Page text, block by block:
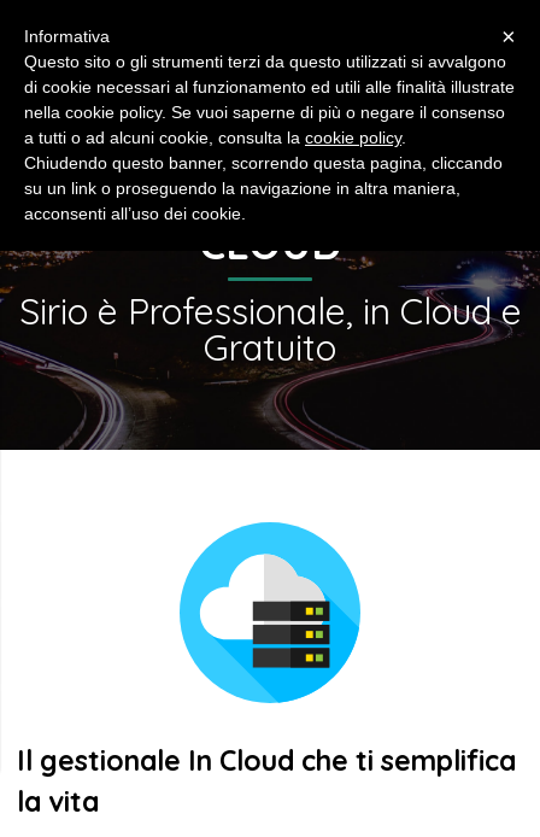
IL GESTIONALE IN
CLOUD
Sirio è Professionale, in Cloud e
Gratuito
Il gestionale In Cloud che ti semplifica
la vita
×
Informativa
Questo sito o gli strumenti terzi da questo utilizzati si avvalgono
di cookie necessari al funzionamento ed utili alle finalità illustrate
nella cookie policy. Se vuoi saperne di più o negare il consenso
a tutti o ad alcuni cookie, consulta la cookie policy.
Chiudendo questo banner, scorrendo questa pagina, cliccando
su un link o proseguendo la navigazione in altra maniera,
acconsenti all’uso dei cookie.